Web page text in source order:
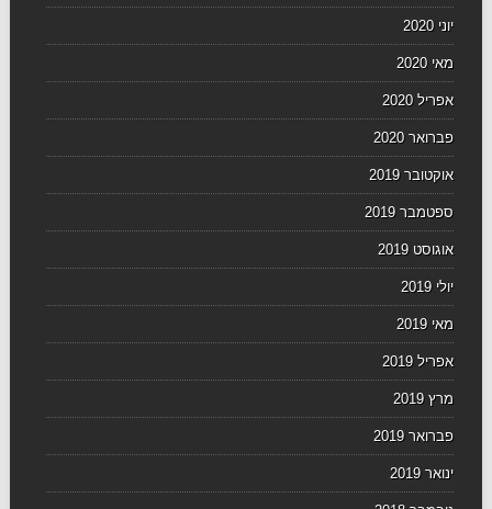
יוני 2020
מאי 2020
אפריל 2020
פברואר 2020
אוקטובר 2019
ספטמבר 2019
אוגוסט 2019
יולי 2019
מאי 2019
אפריל 2019
מרץ 2019
פברואר 2019
ינואר 2019